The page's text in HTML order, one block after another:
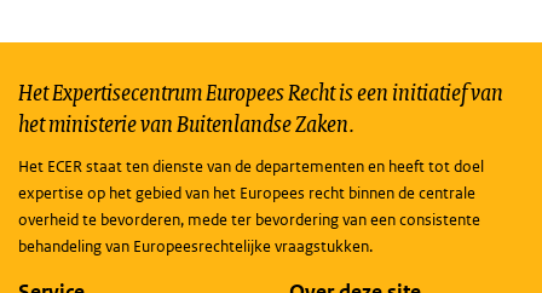
Het Expertisecentrum Europees Recht is een initiatief van
het ministerie van Buitenlandse Zaken.
Het ECER staat ten dienste van de departementen en heeft tot doel
expertise op het gebied van het Europees recht binnen de centrale
overheid te bevorderen, mede ter bevordering van een consistente
behandeling van Europeesrechtelijke vraagstukken.